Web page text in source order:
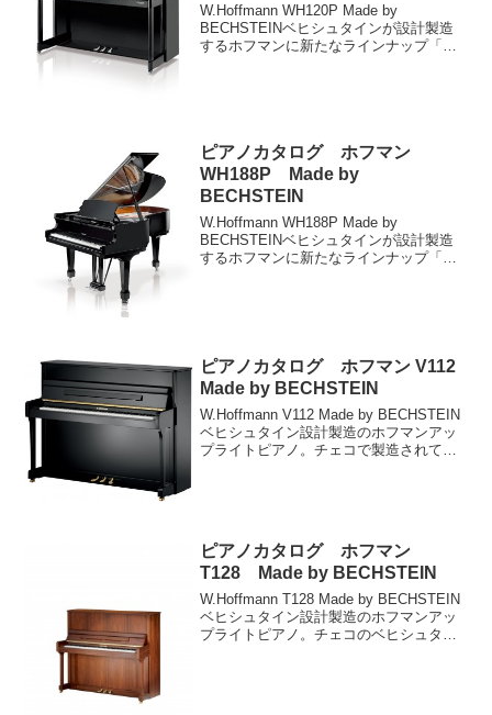
W.Hoffmann WH120P Made by
BECHSTEINベヒシュタインが設計製造
するホフマンに新たなラインナップ「ホ
ピアノカタログ ホフマン
WH188P Made by
BECHSTEIN
W.Hoffmann WH188P Made by
BECHSTEINベヒシュタインが設計製造
するホフマンに新たなラインナップ「ホ
ピアノカタログ ホフマン V112
Made by BECHSTEIN
W.Hoffmann V112 Made by BECHSTEIN
ベヒシュタイン設計製造のホフマンアッ
プライトピアノ。チェコで製造されてい
ピアノカタログ ホフマン
T128 Made by BECHSTEIN
W.Hoffmann T128 Made by BECHSTEIN
ベヒシュタイン設計製造のホフマンアッ
プライトピアノ。チェコのベヒシュタイ